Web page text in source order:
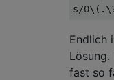
Endlich
fast so